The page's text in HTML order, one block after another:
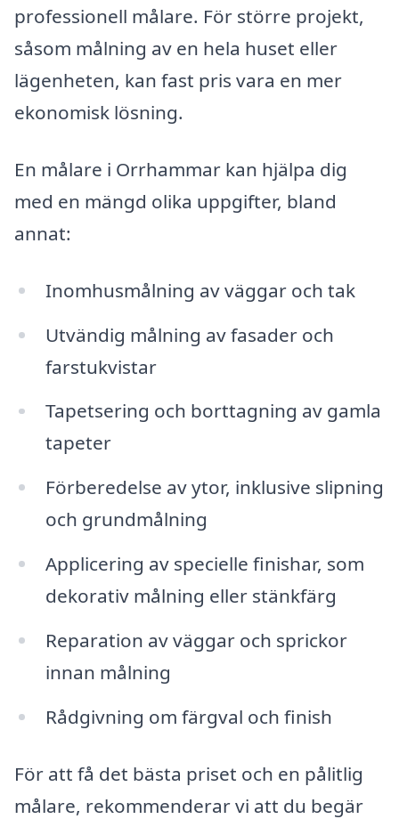
professionell målare. För större projekt,
såsom målning av en hela huset eller
lägenheten, kan fast pris vara en mer
ekonomisk lösning.
En målare i Orrhammar kan hjälpa dig
med en mängd olika uppgifter, bland
annat:
Inomhusmålning av väggar och tak
Utvändig målning av fasader och
farstukvistar
Tapetsering och borttagning av gamla
tapeter
Förberedelse av ytor, inklusive slipning
och grundmålning
Applicering av specielle finishar, som
dekorativ målning eller stänkfärg
Reparation av väggar och sprickor
innan målning
Rådgivning om färgval och finish
För att få det bästa priset och en pålitlig
målare, rekommenderar vi att du begär